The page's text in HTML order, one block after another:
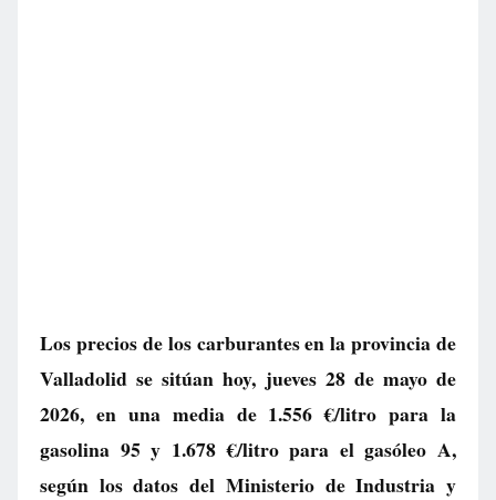
Los precios de los carburantes en la provincia de
Valladolid se sitúan hoy, jueves 28 de mayo de
2026, en una media de 1.556 €/litro para la
gasolina 95 y 1.678 €/litropara el gasóleo A,
según los datos del Ministerio de Industria y